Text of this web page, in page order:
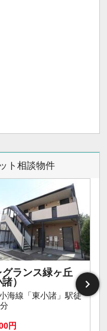
ト相談物件
グランス緑ヶ丘
諸）
小海線「東小諸」駅徒
分
円